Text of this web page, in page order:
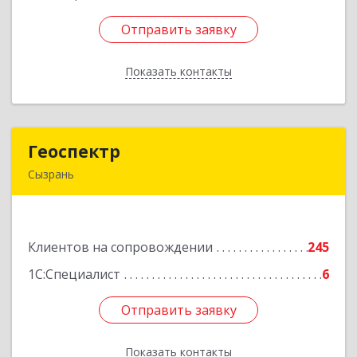
Отправить заявку
Показать контакты
Отправить заявку
Назад
Геоспектр
Сызрань
Клиентов на сопровождении
245
1С:Специалист
6
Отправить заявку
Показать контакты
Подробнее
Отправить заявку
Назад